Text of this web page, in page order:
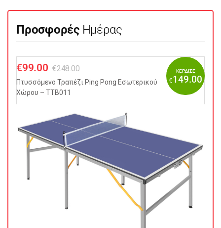
ΠροσφορέςΗμέρας
€99.00 €248.00
Πτυσσόμενo Τραπέζι Ping Pong Εσωτερικού
Χώρου – TTB011
ΚΕΡΔΙΣΕ
€149.00